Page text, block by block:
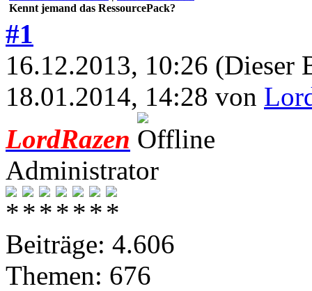
Kennt jemand das RessourcePack?
#1
16.12.2013, 10:26 (Dieser
18.01.2014, 14:28 von
LordRazen
Administrator
Beiträge: 4.606
Themen: 676